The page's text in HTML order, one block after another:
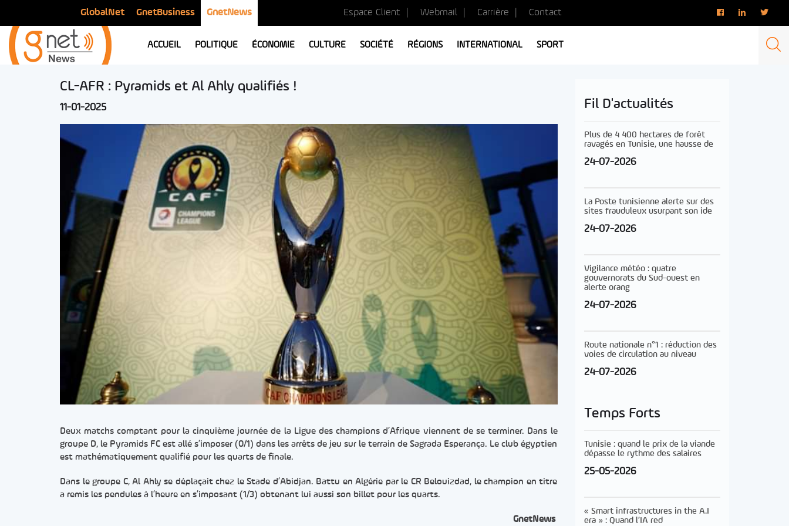
GlobalNet GnetBusiness GnetNews Espace Client Webmail Carrière Contact
ACCUEIL POLITIQUE ÉCONOMIE CULTURE SOCIÉTÉ RÉGIONS INTERNATIONAL SPORT
CL-AFR : Pyramids et Al Ahly qualifiés !
11-01-2025
Deux matchs comptant pour la cinquième journée de la Ligue des champions d’Afrique viennent de se terminer. Dans le
groupe D, le Pyramids FC est allé s’imposer (0/1) dans les arrêts de jeu sur le terrain de Sagrada Esperança. Le club égyptien
est mathématiquement qualifié pour les quarts de finale.
Dans le groupe C, Al Ahly se déplaçait chez le Stade d’Abidjan. Battu en Algérie par le CR Belouizdad, le champion en titre
a remis les pendules à l’heure en s’imposant (1/3) obtenant lui aussi son billet pour les quarts.
GnetNews
Fil D'actualités
Plus de 4 400 hectares de forêt
ravagés en Tunisie, une hausse de
24-07-2026
La Poste tunisienne alerte sur des
sites frauduleux usurpant son ide
24-07-2026
Vigilance météo : quatre
gouvernorats du Sud-ouest en
alerte orang
24-07-2026
Route nationale n°1 : réduction des
voies de circulation au niveau
24-07-2026
Temps Forts
Tunisie : quand le prix de la viande
dépasse le rythme des salaires
25-05-2026
« Smart infrastructures in the A.I
era » : Quand l’IA red